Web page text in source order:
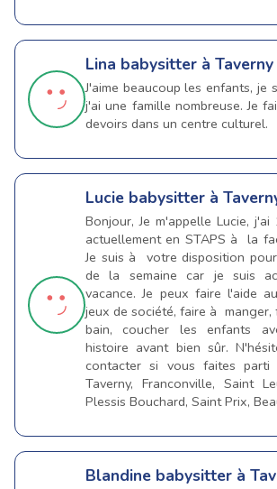
Lina babysitter à Taverny
J'aime beaucoup les enfants, je
j'ai une famille nombreuse. Je
devoirs dans un centre culturel.
Lucie babysitter à
Bonjour, Je m'appelle Lucie, j'ai
actuellement en STAPS à la
Je suis à votre disposition
de la semaine car je suis
vacance. Je peux faire l'aide
jeux de société, faire à manger,
bain, coucher les enfants
histoire avant bien sûr.
contacter si vous faites
Taverny, Franconville, Saint
Plessis Bouchard, Saint Prix,
Blandine babysitter à